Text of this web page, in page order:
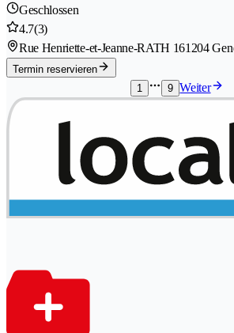
Geschlossen
4.7(3)
Rue Henriette-et-Jeanne-RATH 161204
Termin reservieren
1
9 Weiter